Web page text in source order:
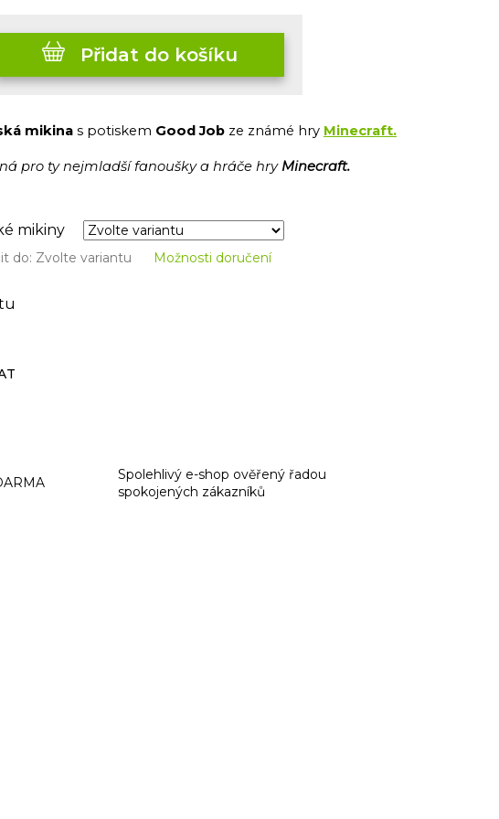
mikiny
do: Zvolte variantu Možnosti doručení
Přidat do košíku
mikina s potiskem Good Job ze známé hry Minecraft.
pro ty nejmladší fanoušky a hráče hry Minecraft.
Spolehlivý e-shop ověřený řadou
spokojených zákazníků